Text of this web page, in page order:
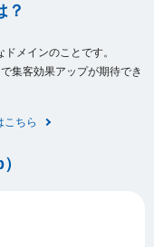
？
メインのことです。
集客効果アップが期待でき
こちら